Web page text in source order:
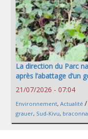
La direction du Parc
après l’abattage d’un
21/07/2026 - 07:04
Environnement, Actualité /
grauer, Sud-Kivu,